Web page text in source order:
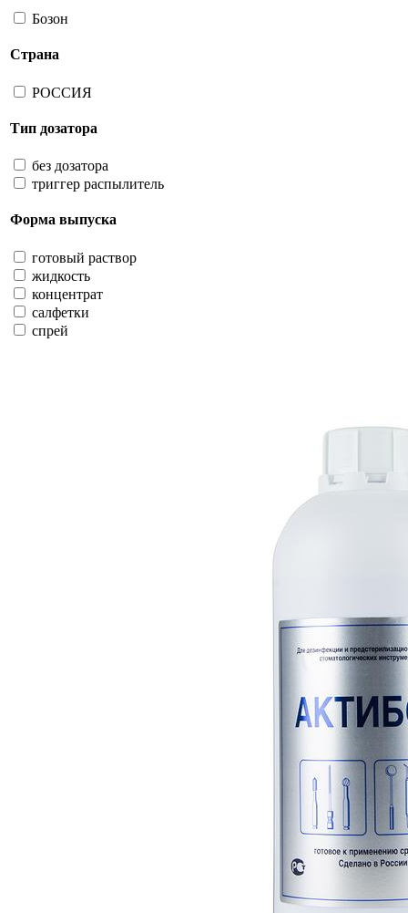
Бозон
Страна
РОССИЯ
Тип дозатора
без дозатора
триггер распылитель
Форма выпуска
готовый раствор
жидкость
концентрат
салфетки
спрей